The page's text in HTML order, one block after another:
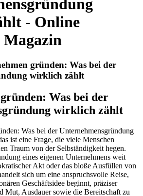
- Online
gründen: Was bei der
wirklich zählt
Was bei der
wirklich zählt
Was bei der Unternehmensgründung
ist eine Frage, die viele Menschen
Traum von der Selbständigkeit hegen.
eines eigenen Unternehmens weit
Akt oder das bloße Ausfüllen von
sich um eine anspruchsvolle Reise,
Geschäftsidee beginnt, präziser
Mut, Ausdauer sowie die Bereitschaft zu